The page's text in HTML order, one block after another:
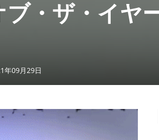
・ザ・イヤ
年09月29日